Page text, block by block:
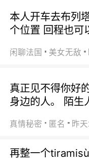
本人开车去布列
个位置 回程也可
闲聊法国 美女无敌
真正见不得你好
身边的人。 陌生
真情秘密 匿名 昨
再整一个tiramisù